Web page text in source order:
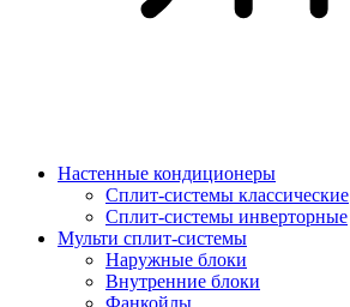
Настенные кондиционеры
Сплит-системы классические
Сплит-системы инверторные
Мульти сплит-системы
Наружные блоки
Внутренние блоки
Фанкойлы